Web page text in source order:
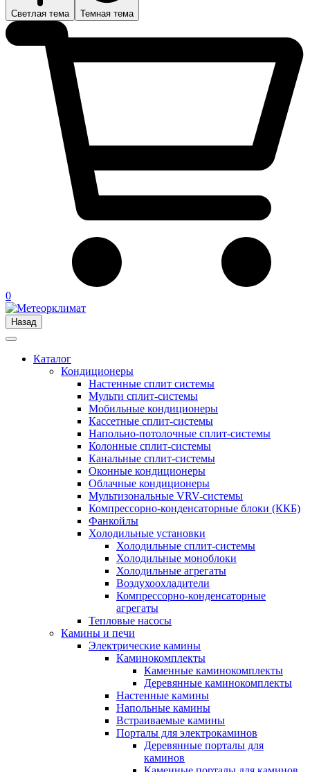
Светлая тема Темная тема
0
Назад
Каталог
Кондиционеры
Настенные сплит системы
Мульти сплит-системы
Мобильные кондиционеры
Кассетные сплит-системы
Напольно-потолочные сплит-системы
Колонные сплит-системы
Канальные сплит-системы
Оконные кондиционеры
Облачные кондиционеры
Мультизональные VRV-системы
Компрессорно-конденсаторные блоки (ККБ)
Фанкойлы
Холодильные установки
Холодильные сплит-системы
Холодильные моноблоки
Холодильные агрегаты
Воздухоохладители
Компрессорно-конденсаторные
агрегаты
Тепловые насосы
Камины и печи
Электрические камины
Каминокомплекты
Каменные каминокомплекты
Деревянные каминокомплекты
Настенные камины
Напольные камины
Встраиваемые камины
Порталы для электрокаминов
Деревянные порталы для
каминов